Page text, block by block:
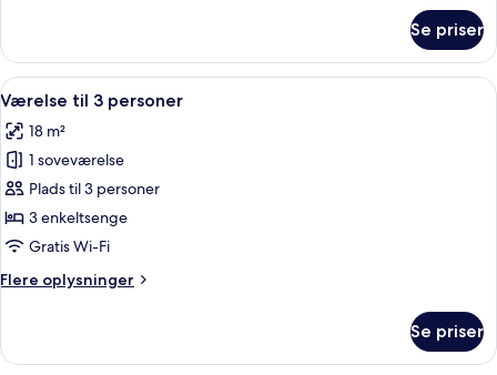
Room
Se priser
Indlæs
alle
billeder
af
Værelse
til
3
Et hotelværelse med skrivebord, to
9
Værelse til 3 personer
18 m²
1 soveværelse
Plads til 3 personer
3 enkeltsenge
Gratis Wi-Fi
Flere oplysninger
Flere
til
Se priser